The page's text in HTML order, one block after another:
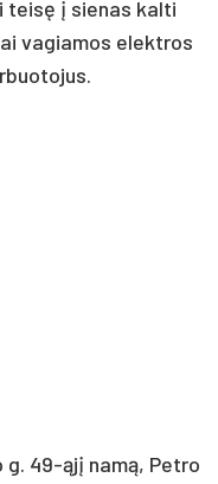
teisę į sienas kalti
vagiamos elektros
g. 49-ąjį namą, Petro